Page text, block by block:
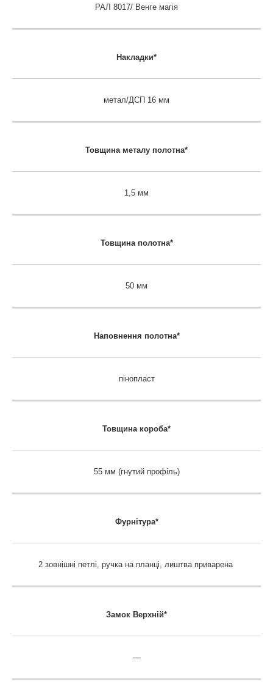
РАЛ 8017/ Венге магія
Накладки*
метал/ДСП 16 мм
Товщина металу полотна*
1,5 мм
Товщина полотна*
50 мм
Наповнення полотна*
пінопласт
Товщина короба*
55 мм (гнутий профіль)
Фурнітура*
2 зовнішні петлі, ручка на планці, лиштва приварена
Замок Верхній*
—